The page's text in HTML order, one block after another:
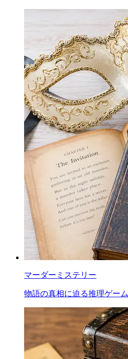
マーダーミステリー
物語の真相に迫る推理ゲーム